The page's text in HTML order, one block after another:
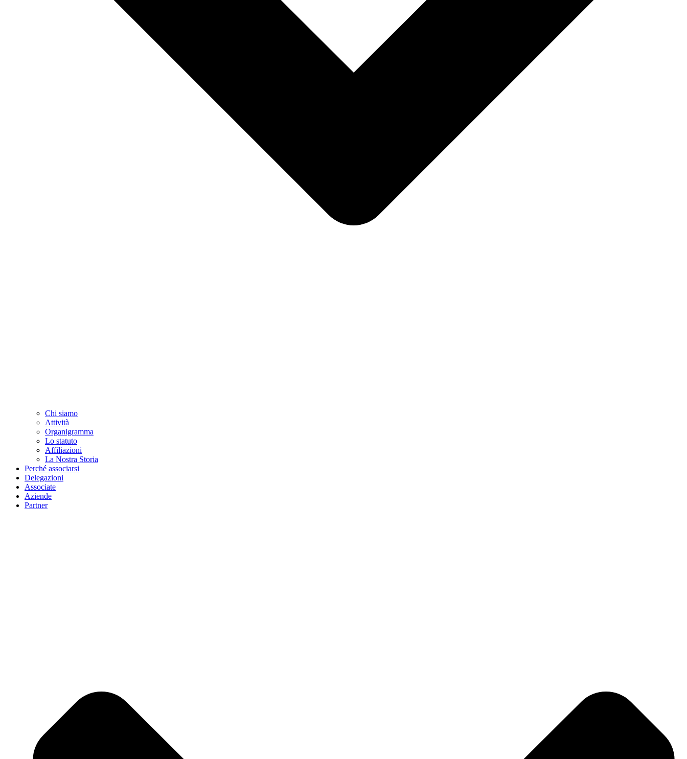
Chi siamo
Attività
Organigramma
Lo statuto
Affiliazioni
La Nostra Storia
Perché associarsi
Delegazioni
Associate
Aziende
Partner